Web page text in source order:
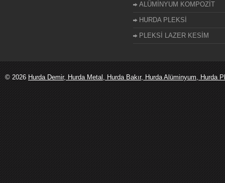
ALÜMİNYUM KOMPOZİT
HURDA PLEKSİ
PLEKSİ LAZER KESİM
© 2026 Hurda Demir, Hurda Metal, Hurda Bakır, Hurda Alüminyum,